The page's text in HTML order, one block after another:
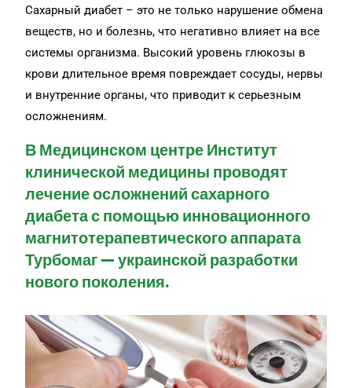
Сахарный диабет – это не только нарушение обмена
веществ, но и болезнь, что негативно влияет на все
системы организма. Высокий уровень глюкозы в
крови длительное время повреждает сосуды, нервы
и внутренние органы, что приводит к серьезным
осложнениям.
В Медицинском центре Институт
клинической медицины проводят
лечение осложнений сахарного
диабета с помощью инновационного
магнитотерапевтического аппарата
Турбомаг — украинской разработки
нового поколения.